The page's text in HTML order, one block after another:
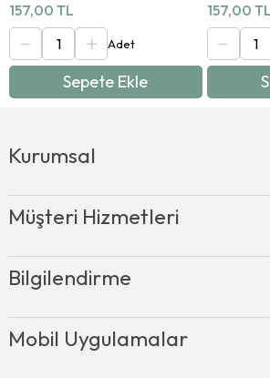
Mobilya yenileme
Uygulama yapılmadan önce mobilya
daha rahat uygulamanızı sağlayacaktır.
Daha sonra ruloya yüklediğiniz boyayı
ince katlar şeklinde uygulama yapın.
yaparken ruloyu bastırmadan
ederiz. Böylelikle dalgalanmalar
yaptığınız yüzeyi tek katta kapatmaya
yerine ince katlar halinde 3 katta
bir boyama yapmanızı sağlayacaktır.
eşitsizlikleri gidermek için katlar
kullanmanız tavsiye edilir. Boyama
157,00 TL
Sepete Ekle
157,00 TL
Kurumsal
Müşteri Hizmetleri
Bilgilendirme
Mobil Uygulamalar